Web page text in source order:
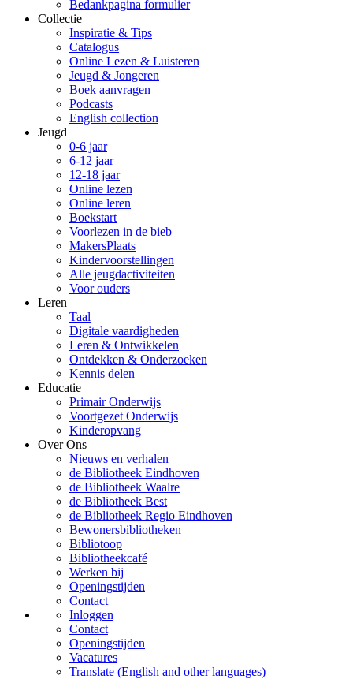
Bedankpagina formulier
Collectie
Inspiratie & Tips
Catalogus
Online Lezen & Luisteren
Jeugd & Jongeren
Boek aanvragen
Podcasts
English collection
Jeugd
0-6 jaar
6-12 jaar
12-18 jaar
Online lezen
Online leren
Boekstart
Voorlezen in de bieb
MakersPlaats
Kindervoorstellingen
Alle jeugdactiviteiten
Voor ouders
Leren
Taal
Digitale vaardigheden
Leren & Ontwikkelen
Ontdekken & Onderzoeken
Kennis delen
Educatie
Primair Onderwijs
Voortgezet Onderwijs
Kinderopvang
Over Ons
Nieuws en verhalen
de Bibliotheek Eindhoven
de Bibliotheek Waalre
de Bibliotheek Best
de Bibliotheek Regio Eindhoven
Bewonersbibliotheken
Bibliotoop
Bibliotheekcafé
Werken bij
Openingstijden
Contact
Inloggen
Contact
Openingstijden
Vacatures
Translate (English and other languages)